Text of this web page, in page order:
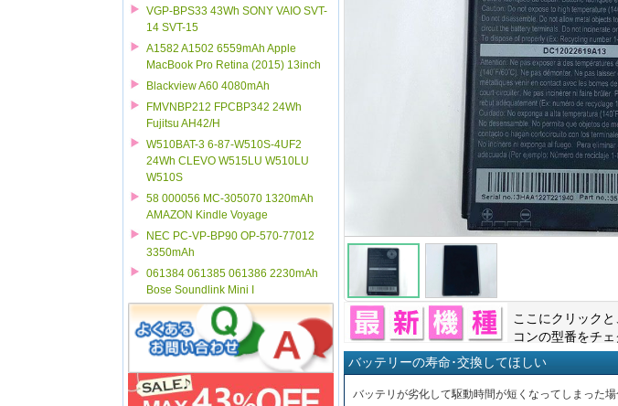
VGP-BPS33 43Wh SONY VAIO SVT-
14 SVT-15
A1582 A1502 6559mAh Apple
MacBook Pro Retina (2015) 13inch
Blackview A60 4080mAh
FMVNBP212 FPCBP342 24Wh
Fujitsu AH42/H
W510BAT-3 6-87-W510S-4UF2
24Wh CLEVO W515LU W510LU
W510S
58 000056 MC-305070 1320mAh
AMAZON Kindle Voyage
NEC PC-VP-BP90 OP-570-77012
3350mAh
061384 061385 061386 2230mAh
Bose Soundlink Mini I
ここにクリックと
コンの型番をチェ
バッテリーの寿命･交換してほしい
バッテリが劣化して駆動時間が短くなってしまった